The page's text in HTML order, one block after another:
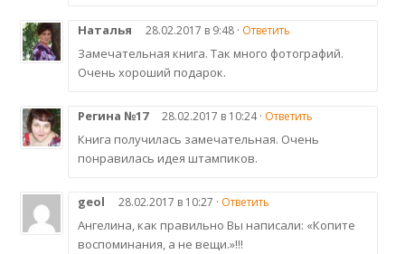
Наталья 28.02.2017 в 9:48 · Ответить
Замечательная книга. Так много фотографий.
Очень хороший подарок.
Регина №17 28.02.2017 в 10:24 · Ответить
Книга получилась замечательная. Очень
понравилась идея штампиков.
geol 28.02.2017 в 10:27 · Ответить
Ангелина, как правильно Вы написали: «Копите
воспоминания, а не вещи.»!!!